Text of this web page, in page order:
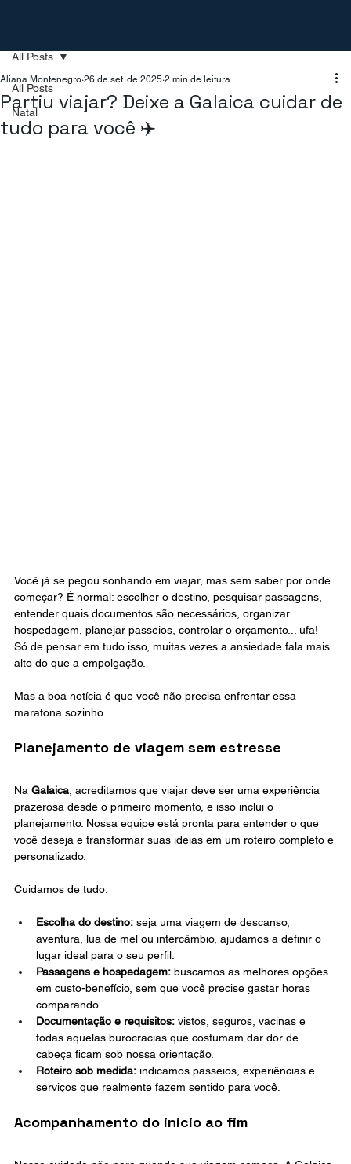
All Posts
Natal
All Posts
Partiu viajar? Deixe a Galaica cuidar de
tudo para você ✈️
Aliana Montenegro 26 de set. de 2025 2 min de leitura
Você já se pegou sonhando em viajar, mas sem saber por onde
começar? É normal: escolher o destino, pesquisar passagens,
entender quais documentos são necessários, organizar
hospedagem, planejar passeios, controlar o orçamento... ufa!
Só de pensar em tudo isso, muitas vezes a ansiedade fala mais
alto do que a empolgação.
Mas a boa notícia é que você não precisa enfrentar essa
maratona sozinho.
Planejamento de viagem sem estresse
Na Galaica , acreditamos que viajar deve ser uma experiência
prazerosa desde o primeiro momento, e isso inclui o
planejamento. Nossa equipe está pronta para entender o que
você deseja e transformar suas ideias em um roteiro completo e
personalizado.
Cuidamos de tudo:
Escolha do destino: seja uma viagem de descanso,
aventura, lua de mel ou intercâmbio, ajudamos a definir o
lugar ideal para o seu perfil.
Passagens e hospedagem: buscamos as melhores opções
em custo-benefício, sem que você precise gastar horas
comparando.
Documentação e requisitos: vistos, seguros, vacinas e
todas aquelas burocracias que costumam dar dor de
cabeça ficam sob nossa orientação.
Roteiro sob medida: indicamos passeios, experiências e
serviços que realmente fazem sentido para você.
Acompanhamento do início ao fim